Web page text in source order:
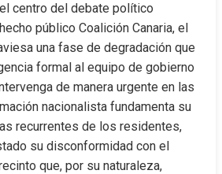
centro del debate político
público Coalición Canaria, el
una fase de degradación que
formal al equipo de gobierno
de manera urgente en las
nacionalista fundamenta su
recurrentes de los residentes,
su disconformidad con el
que, por su naturaleza,